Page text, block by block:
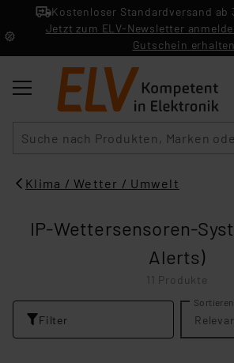
Kostenloser Standardversand ab
Jetzt zum ELV-Newsletter
Gutschein erhalten
Klima / Wetter / Umwelt
IP-Wettersensoren-
Alerts)
11 Produkte
Filter